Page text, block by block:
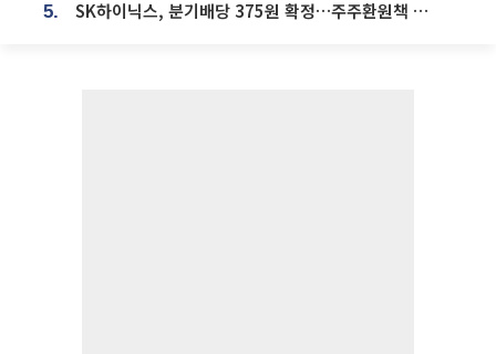
5. SK하이닉스, 분기배당 375원 확정…주주환원책 9월로 앞당겨 발표